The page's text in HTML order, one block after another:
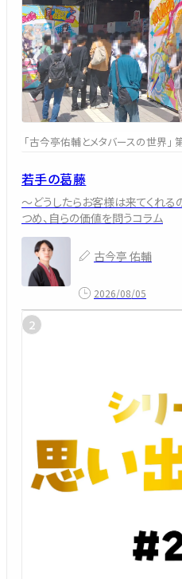
「古今亭佑輔とメタバースの世界」
若手の葛藤
～どうしたらお客様は来てくれ
つめ、自らの価値を問うコラム
古今亭 佑輔
2026/08/05